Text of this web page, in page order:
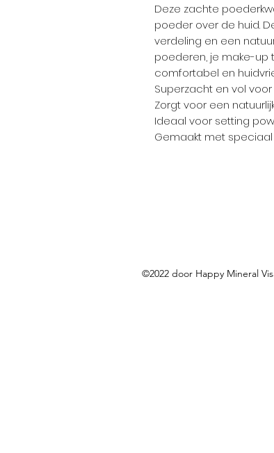
Deze zachte
poeder over de huid.
verdeling en een
poederen, je make-
comfortabel en
Superzacht en vol
Zorgt voor een
Ideaal voor setting
Gemaakt met
©2022 door Happy Mineral